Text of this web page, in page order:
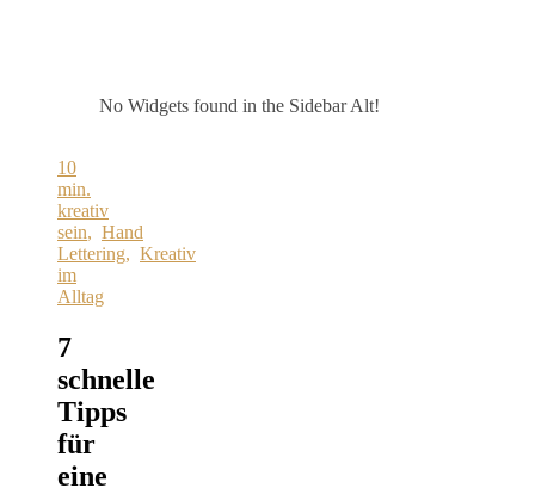
No Widgets found in the Sidebar Alt!
10
min.
kreativ
sein, Hand
Lettering, Kreativ
im
Alltag
7
schnelle
Tipps
für
eine